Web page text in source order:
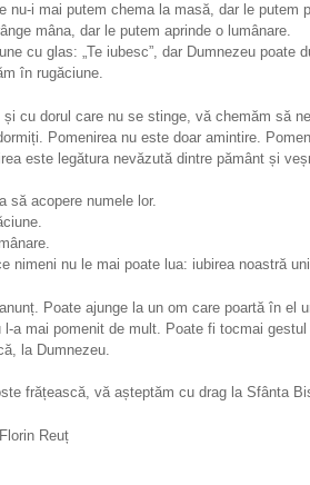
nu-i mai putem chema la masă, dar le putem
mâna, dar le putem aprinde o lumânare.
cu glas: „Te iubesc”, dar Dumnezeu poate
în rugăciune.
și cu dorul care nu se stinge, vă chemăm să
Pomenirea nu este doar amintire.
este legătura nevăzută dintre pământ și
să acopere numele lor.
nimeni nu le mai poate lua: iubirea noastră
Poate ajunge la un om care poartă în el
l-a mai pomenit de mult. Poate fi tocmai
la Dumnezeu.
frățească, vă așteptăm cu drag la Sfânta
Reuț